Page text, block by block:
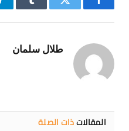
فيسبوكتويتر Tumblr
طلال سلمان
المقالاتذات الصلة